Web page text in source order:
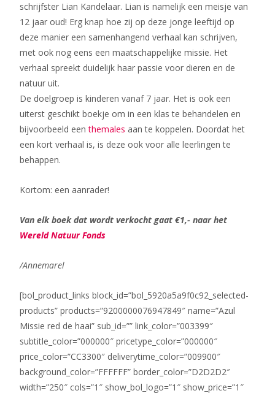
schrijfster Lian Kandelaar. Lian is namelijk een meisje van
12 jaar oud! Erg knap hoe zij op deze jonge leeftijd op
deze manier een samenhangend verhaal kan schrijven,
met ook nog eens een maatschappelijke missie. Het
verhaal spreekt duidelijk haar passie voor dieren en de
natuur uit.
De doelgroep is kinderen vanaf 7 jaar. Het is ook een
uiterst geschikt boekje om in een klas te behandelen en
bijvoorbeeld eenthemales aan te koppelen. Doordat het
een kort verhaal is, is deze ook voor alle leerlingen te
behappen.
Kortom: een aanrader!
Van elk boek dat wordt verkocht gaat €1,- naar het
Wereld Natuur Fonds
/Annemarel
[bol_product_links block_id=”bol_5920a5a9f0c92_selected-
products” products=”9200000076947849″ name=”Azul
Missie red de haai” sub_id=”” link_color=”003399″
subtitle_color=”000000″ pricetype_color=”000000″
price_color=”CC3300″ deliverytime_color=”009900″
background_color=”FFFFFF” border_color=”D2D2D2″
width=”250″ cols=”1″ show_bol_logo=”1″ show_price=”1″